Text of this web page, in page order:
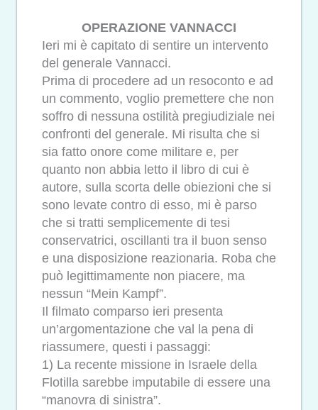
OPERAZIONE VANNACCI
Ieri mi è capitato di sentire un intervento
del generale Vannacci.
Prima di procedere ad un resoconto e ad
un commento, voglio premettere che non
soffro di nessuna ostilità pregiudiziale nei
confronti del generale. Mi risulta che si
sia fatto onore come militare e, per
quanto non abbia letto il libro di cui è
autore, sulla scorta delle obiezioni che si
sono levate contro di esso, mi è parso
che si tratti semplicemente di tesi
conservatrici, oscillanti tra il buon senso
e una disposizione reazionaria. Roba che
può legittimamente non piacere, ma
nessun “Mein Kampf”.
Il filmato comparso ieri presenta
un’argomentazione che val la pena di
riassumere, questi i passaggi:
1) La recente missione in Israele della
Flotilla sarebbe imputabile di essere una
“manovra di sinistra”.